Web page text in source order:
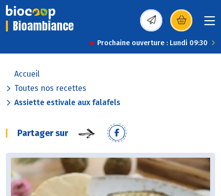
Bioambiance (s’ouvre dans une
Prochaine ouverture : Lundi 09:30
Accueil
Toutes nos recettes
Assiette estivale aux falafels
Partager sur